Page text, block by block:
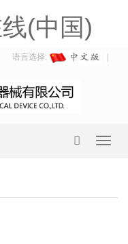
(中国)
语言选择: